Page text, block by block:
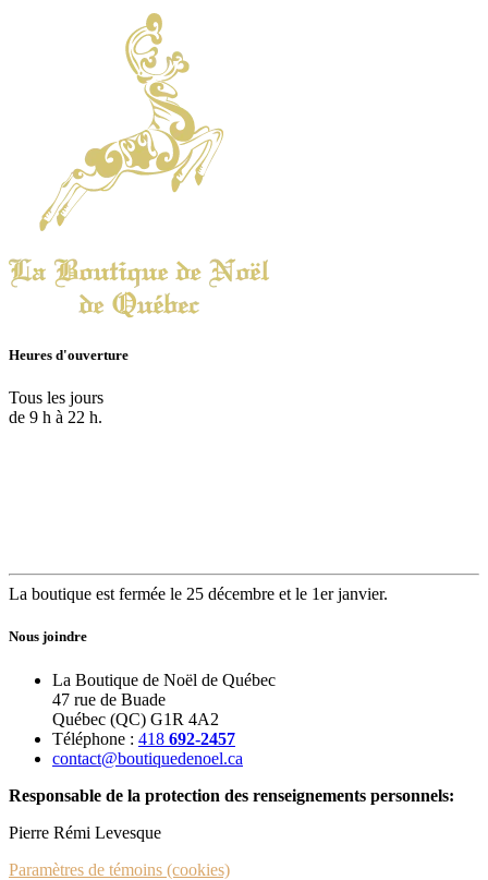
Heures d'ouverture
Tous les jours
de 9 h à 22 h.
La boutique est fermée le 25 décembre et le 1er janvier.
Nous joindre
La Boutique de Noël de Québec
47 rue de Buade
Québec (QC) G1R 4A2
Téléphone : 418 692-2457
contact@boutiquedenoel.ca
Responsable de la protection des renseignements personnels:
Pierre Rémi Levesque
Paramètres de témoins (cookies)